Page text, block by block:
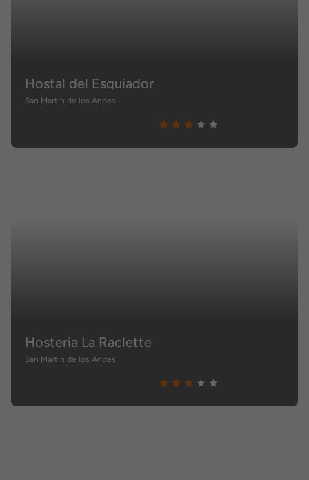
Hostal del Esquiador
San Martin de los Andes
Hosteria La Raclette
San Martin de los Andes